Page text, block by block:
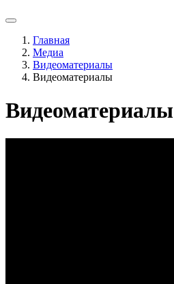
Главная
Медиа
Видеоматериалы
Видеоматериалы
Видеоматериалы